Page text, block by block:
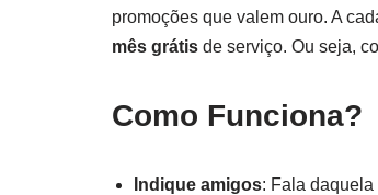
promoções que valem ouro. A
mês grátis de serviço. Ou seja,
Como Funciona?
Indique amigos: Fala